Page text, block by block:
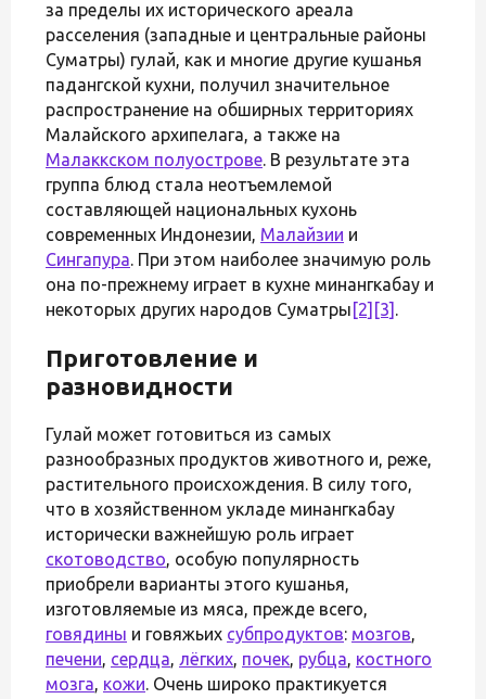
за пределы их исторического ареала
расселения (западные и центральные районы
Суматры) гулай, как и многие другие кушанья
падангской кухни, получил значительное
распространение на обширных территориях
Малайского архипелага, а также на
Малаккском полуострове. В результате эта
группа блюд стала неотъемлемой
составляющей национальных кухонь
современных Индонезии, Малайзии и
Сингапура. При этом наиболее значимую роль
она по-прежнему играет в кухне минангкабау и
некоторых других народов Суматры [2] [3] .
Приготовление и
разновидности
Гулай может готовиться из самых
разнообразных продуктов животного и, реже,
растительного происхождения. В силу того,
что в хозяйственном укладе минангкабау
исторически важнейшую роль играет
скотоводство, особую популярность
приобрели варианты этого кушанья,
изготовляемые из мяса, прежде всего,
говядины и говяжьих субпродуктов: мозгов,
печени, сердца, лёгких, почек, рубца, костного
мозга, кожи. Очень широко практикуется